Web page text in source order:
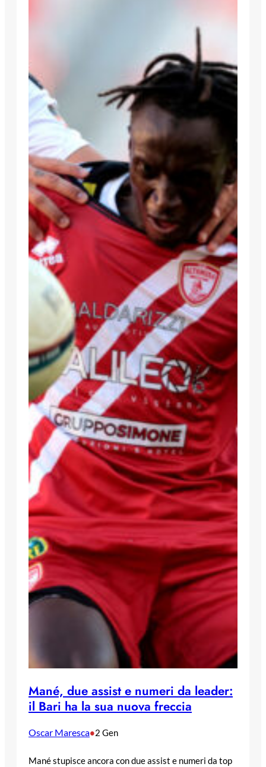
Mané, due assist e numeri da leader:
il Bari ha la sua nuova freccia
Oscar Maresca•2 Gen
Mané stupisce ancora con due assist e numeri da top